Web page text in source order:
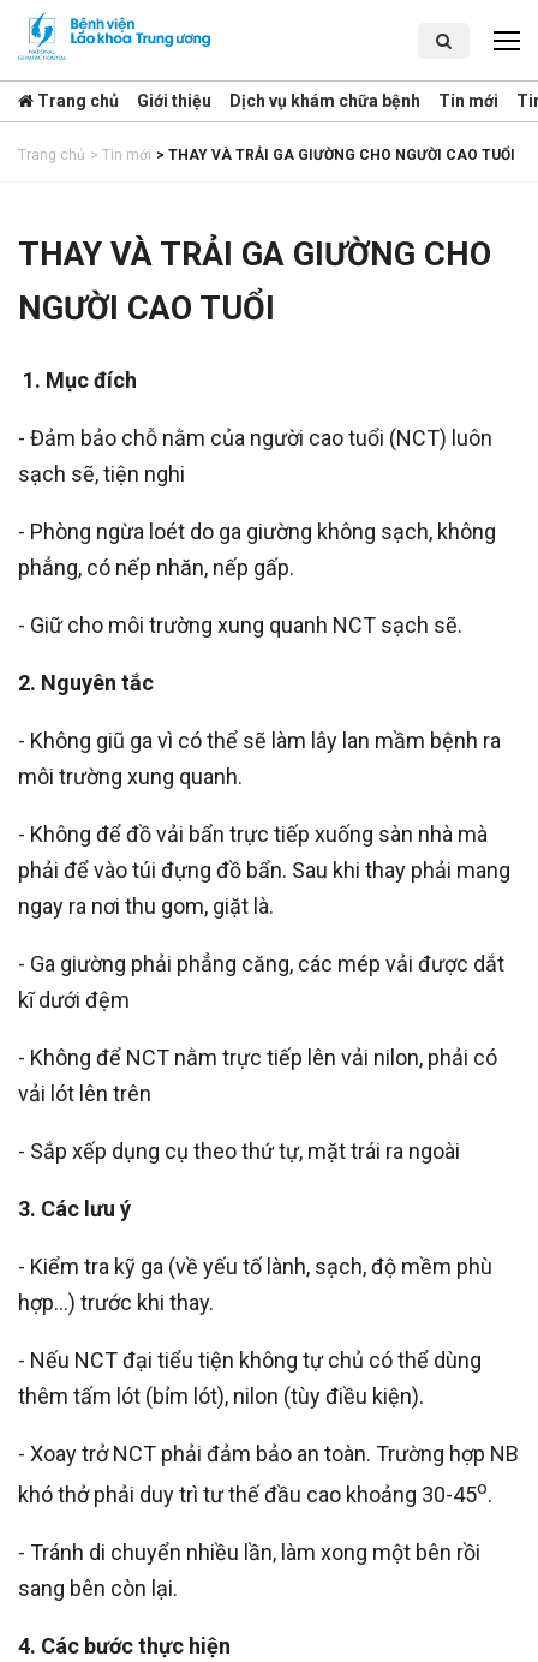
Trang chủ Giới thiệu Dịch vụ khám chữa bệnh Tin mới
Trang chủ > Tin mới > THAY VÀ TRẢI GA GIƯỜNG CHO NGƯỜI CAO TUỔI
THAY VÀ TRẢI GA GIƯỜNG CHO
NGƯỜI CAO TUỔI
1. Mục đích
- Đảm bảo chỗ nằm của người cao tuổi (NCT) luôn
sạch sẽ, tiện nghi
- Phòng ngừa loét do ga giường không sạch, không
phẳng, có nếp nhăn, nếp gấp.
- Giữ cho môi trường xung quanh NCT sạch sẽ.
2. Nguyên tắc
- Không giũ ga vì có thể sẽ làm lây lan mầm bệnh ra
môi trường xung quanh.
- Không để đồ vải bẩn trực tiếp xuống sàn nhà mà
phải để vào túi đựng đồ bẩn. Sau khi thay phải mang
ngay ra nơi thu gom, giặt là.
- Ga giường phải phẳng căng, các mép vải được dắt
kĩ dưới đệm
- Không để NCT nằm trực tiếp lên vải nilon, phải có
vải lót lên trên
- Sắp xếp dụng cụ theo thứ tự, mặt trái ra ngoài
3. Các lưu ý
- Kiểm tra kỹ ga (về yếu tố lành, sạch, độ mềm phù
hợp...) trước khi thay.
- Nếu NCT đại tiểu tiện không tự chủ có thể dùng
thêm tấm lót (bỉm lót), nilon (tùy điều kiện).
- Xoay trở NCT phải đảm bảo an toàn. Trường hợp NB
khó thở phải duy trì tư thế đầu cao khoảng 30-45o.
- Tránh di chuyển nhiều lần, làm xong một bên rồi
sang bên còn lại.
4. Các bước thực hiện